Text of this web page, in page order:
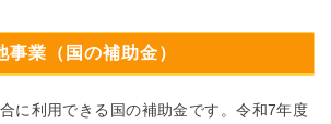
事業（国の補助金）
に利用できる国の補助金です。令和7年度